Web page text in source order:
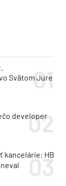
Svätom Jure
developer
kancelárie: HB